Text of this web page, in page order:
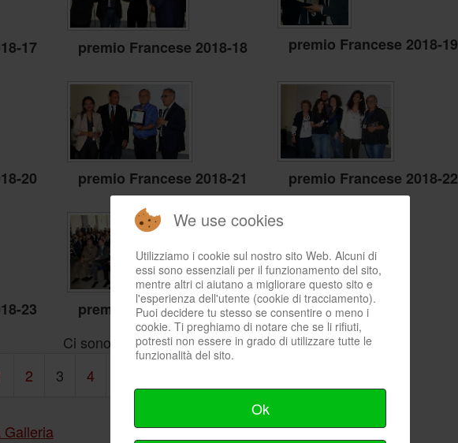
17 premio Francese 2018-18 premio Francese 2018-19
20 premio Francese 2018-21 premio Francese 2018-22
23
premio Francese 2018-24
Ci sono 56 immagini nella categoria
2 3 4
Galleria
We use cookies
Utilizziamo i cookie sul nostro sito Web. Alcuni di
essi sono essenziali per il funzionamento del sito,
mentre altri ci aiutano a migliorare questo sito e
l'esperienza dell'utente (cookie di tracciamento).
Puoi decidere tu stesso se consentire o meno i
cookie. Ti preghiamo di notare che se li rifiuti,
potresti non essere in grado di utilizzare tutte le
funzionalità del sito.
Ok